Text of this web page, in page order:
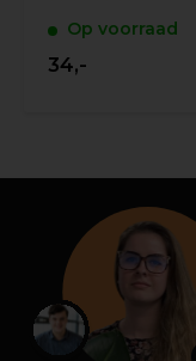
Op voorraad
34,-